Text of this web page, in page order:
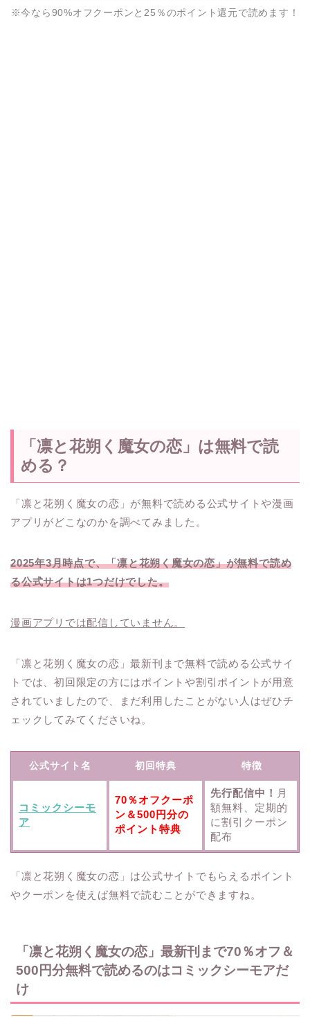
※今なら90%オフクーポンと25％のポイント還元で読めます！
「凛と花朔く魔女の恋」は無料で読
める？
「凛と花朔く魔女の恋」が無料で読める公式サイトや漫画
アプリがどこなのかを調べてみました。
2025年3月時点で、「凛と花朔く魔女の恋」が無料で読め
る公式サイトは1つだけでした。
漫画アプリでは配信していません。
「凛と花朔く魔女の恋」最新刊まで無料で読める公式サイ
トでは、初回限定の方にはポイントや割引ポイントが用意
されていましたので、まだ利用したことがない人はぜひチ
ェックしてみてくださいね。
公式サイト名 初回特典 特徴
コミックシーモ
ア
70％オフクーポ
ン＆500円分の
ポイント特典
先行配信中！ 月
額無料、定期的
に割引クーポン
配布
「凛と花朔く魔女の恋」は公式サイトでもらえるポイント
やクーポンを使えば無料で読むことができますね。
「凛と花朔く魔女の恋」最新刊まで70％オフ＆
500円分無料で読めるのはコミックシーモアだ
け